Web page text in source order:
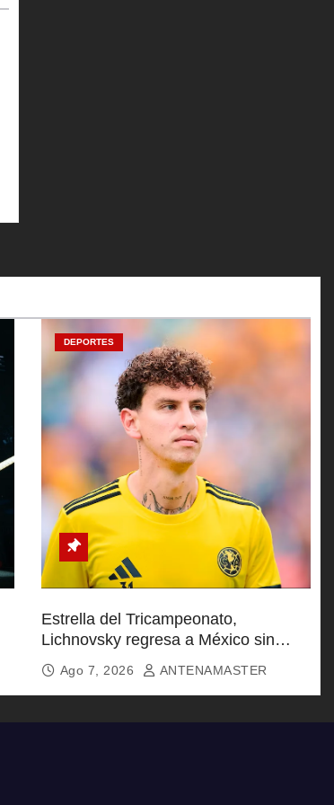
DEPORTES
Estrella del Tricampeonato,
Lichnovsky regresa a México sin
equipo
Ago 7, 2026 ANTENAMASTER